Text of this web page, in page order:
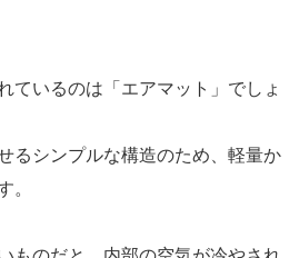
ているのは「エアマット」でしょ
るシンプルな構造のため、軽量か
。